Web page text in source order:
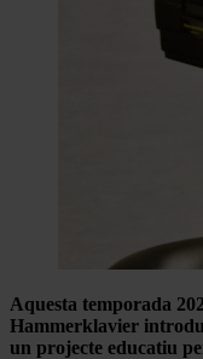
Aquesta temporada
Hammerklavier
un projecte educatiu